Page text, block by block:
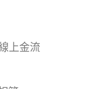
上金流